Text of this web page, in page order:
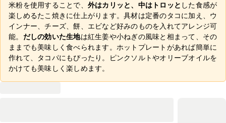
米粉を使用することで、 外はカリッと、中はトロッと した食感が
楽しめるたこ焼きに仕上がります。具材は定番のタコに加え、ウ
インナー、チーズ、餅、エビなど好みのものを入れてアレンジ可
能。 だしの効いた生地は紅生姜や小ねぎの風味と相まって、その
ままでも美味しく食べられます。ホットプレートがあれば簡単に
作れて、タコパにもぴったり。ピンクソルトやオリーブオイルを
かけても美味しく楽しめます。